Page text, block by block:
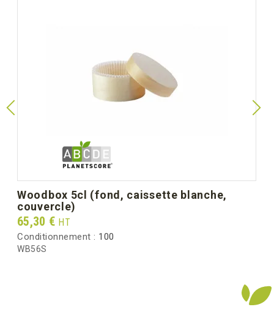
115
150.2
woodbox 5cl (fond, caissette blanche,
couvercle)
Prix
65,30 € HT
Conditionnement : 100
WB56S